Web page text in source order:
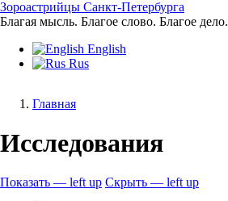
Перейти
к
содержанию
Зороастрийцы Санкт-Петербурга
Благая мысль. Благое слово. Благое дело.
English
Rus
навигации
Главная
Исследования
Показать — left up Скрыть — left up